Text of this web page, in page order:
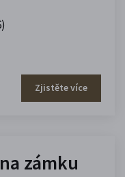
Zjistěte více
zámku